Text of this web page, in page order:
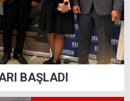
BAŞLADI